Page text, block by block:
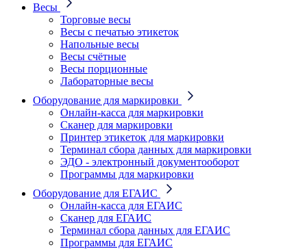
Весы
Торговые весы
Весы с печатью этикеток
Напольные весы
Весы счётные
Весы порционные
Лабораторные весы
Оборудование для маркировки
Онлайн-касса для маркировки
Сканер для маркировки
Принтер этикеток для маркировки
Терминал сбора данных для маркировки
ЭДО - электронный документооборот
Программы для маркировки
Оборудование для ЕГАИС
Онлайн-касса для ЕГАИС
Сканер для ЕГАИС
Терминал сбора данных для ЕГАИС
Программы для ЕГАИС